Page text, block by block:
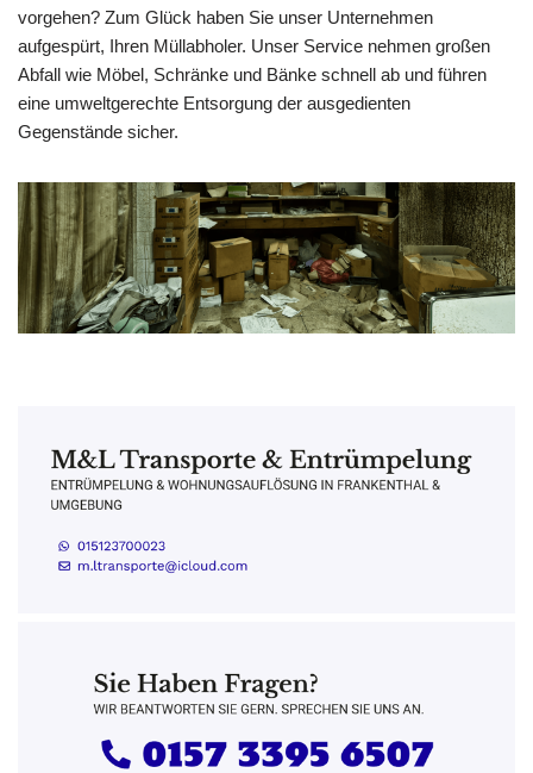
vorgehen? Zum Glück haben Sie unser Unternehmen
aufgespürt, Ihren Müllabholer. Unser Service nehmen großen
Abfall wie Möbel, Schränke und Bänke schnell ab und führen
eine umweltgerechte Entsorgung der ausgedienten
Gegenstände sicher.